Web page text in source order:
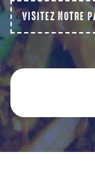
VISITEZ NOTRE